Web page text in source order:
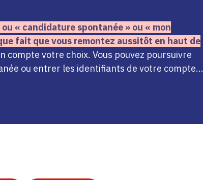
« candidature spontanée » ou « mon
fait que vous remontez aussitôt en haut de
compte votre choix. Vous pouvez poursuivre
ou entrer les identifiants de votre compte...